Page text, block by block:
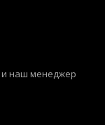
и наш менеджер